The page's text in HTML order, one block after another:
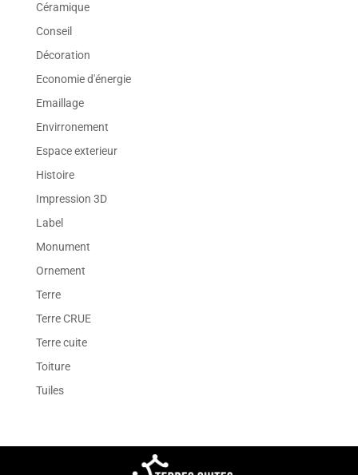
Céramique
Conseil
Décoration
Economie d'énergie
Emaillage
Envirronement
Espace exterieur
Histoire
Impression 3D
Label
Monument
Ornement
Terre
Terre CRUE
Terre cuite
Toiture
Tuiles